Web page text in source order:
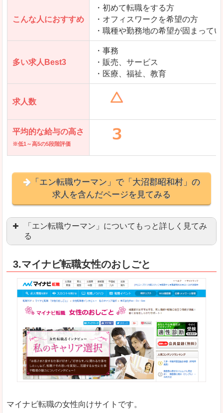
「とらばーゆ」で「大沼郡昭和村」の
求人を含んだページを見てみる
こんな人におすすめ
・初めて転職をする方
・オフィスワークを希望の方
・職種や勤務地の希望が固まって
多い求人Best3
・事務
・販売、サービス
・医療、福祉、教育
求人数
平均的な給与の高さ
※低1～高5の5段階評価
「エン転職ウーマン」で「大沼郡昭和村」の
求人を含んだページを見てみる
「エン転職ウーマン」についてもっと詳しく見てみ
る
良いところ
職種や勤務地など、すでに次のお仕事がイメージ
転職Q＆Aやノウハウが豊富なうえ、面接サポー
悪いところ
求人の掲載数が少ないです。
TOPページからこだわりや条件などをクイックに
はじめての転職や、転職活動において不安や心配
3.マイナビ転職女性のおしごと
マイナビ転職の女性向けサイトです。